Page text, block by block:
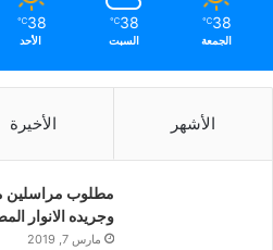
38
℃
الجمعة
38
℃
السبت
38
℃
الأحد
الأشهر الأخيرة
مطلوب مراسلين
وجريده الانوار
مارس 7, 2019